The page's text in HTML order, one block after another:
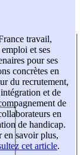
travail,
et ses
pour ses
concrètes en
du recrutement,
et de
de
en
de handicap.
en savoir plus,
cet article.